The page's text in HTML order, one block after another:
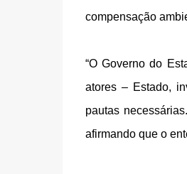
compensação
“O Governo do
atores – Estado,
pautas
afirmando que o